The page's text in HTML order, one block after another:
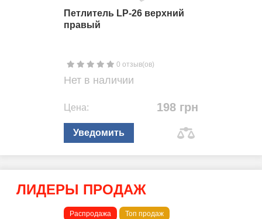
Петлитель LP-26 верхний
правый
0 отзыв(ов)
Нет в наличии
Цена: 198 грн
Уведомить
ЛИДЕРЫ ПРОДАЖ
Распродажа Топ продаж